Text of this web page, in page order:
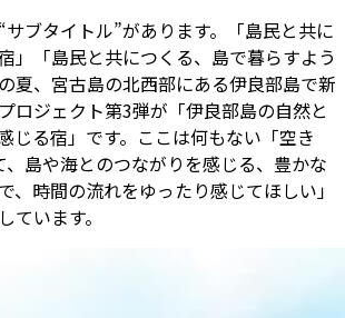
ブタイトル”があります。「島民と共に
」「島民と共につくる、島で暮らすよう
夏、宮古島の北西部にある伊良部島で新
ロジェクト第3弾が「伊良部島の自然と
じる宿」です。ここは何もない「空き
島や海とのつながりを感じる、豊かな
時間の流れをゆったり感じてほしい」――
ています。